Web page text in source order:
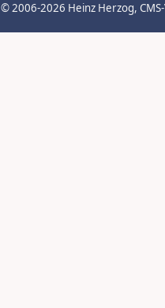
© 2006-2026 Heinz Herzog,